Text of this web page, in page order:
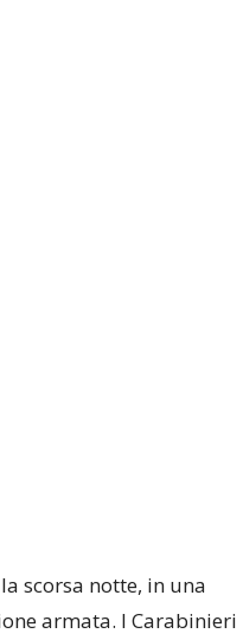
scorsa notte, in una
armata. I Carabinieri